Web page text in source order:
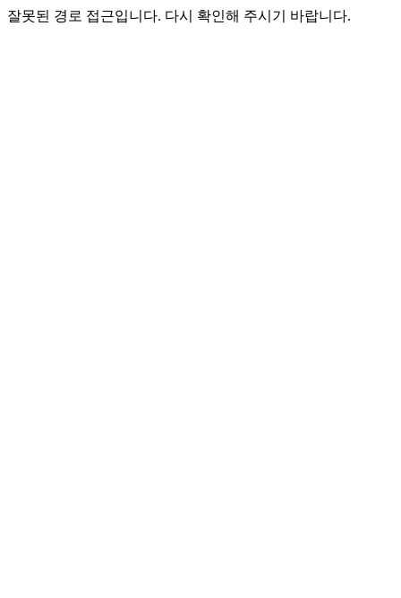
잘못된 경로 접근입니다. 다시 확인해 주시기 바랍니다.